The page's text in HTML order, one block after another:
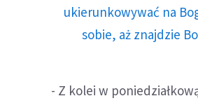
ukierunkowywać na
sobie, aż znajdzie
- Z kolei w